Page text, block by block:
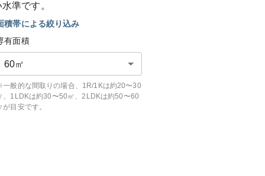
水準です。
積帯による絞り込み
有面積
60㎡
般的な間取りの場合、1R/1Kは約20〜30
、1LDKは約30〜50㎡、2LDKは約50〜60
が目安です。